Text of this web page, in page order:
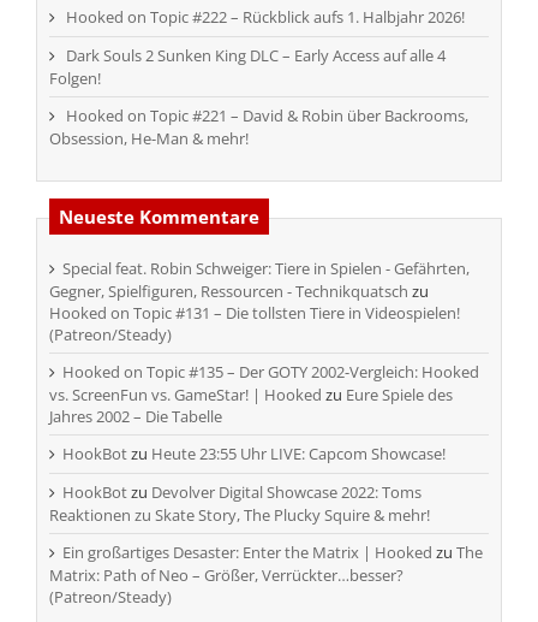
Hooked on Topic #222 – Rückblick aufs 1. Halbjahr 2026!
Dark Souls 2 Sunken King DLC – Early Access auf alle 4
Folgen!
Hooked on Topic #221 – David & Robin über Backrooms,
Obsession, He-Man & mehr!
Neueste Kommentare
Special feat. Robin Schweiger: Tiere in Spielen - Gefährten,
Gegner, Spielfiguren, Ressourcen - Technikquatsch zu
Hooked on Topic #131 – Die tollsten Tiere in Videospielen!
(Patreon/Steady)
Hooked on Topic #135 – Der GOTY 2002-Vergleich: Hooked
vs. ScreenFun vs. GameStar! | Hooked zu Eure Spiele des
Jahres 2002 – Die Tabelle
HookBotzu Heute 23:55 Uhr LIVE: Capcom Showcase!
HookBotzu Devolver Digital Showcase 2022: Toms
Reaktionen zu Skate Story, The Plucky Squire & mehr!
Ein großartiges Desaster: Enter the Matrix | Hooked zu The
Matrix: Path of Neo – Größer, Verrückter…besser?
(Patreon/Steady)